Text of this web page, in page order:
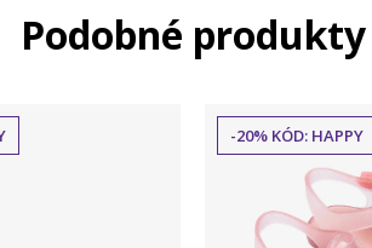
Podobné produkty
-20% KÓD: HAPPY